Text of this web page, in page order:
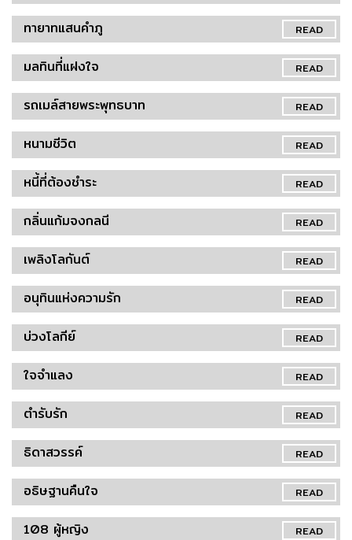
READ
ทายาทแสนคำภู
READ
มลทินที่แฝงใจ
READ
รถเมล์สายพระพุทธบาท
READ
หนามชีวิต
READ
หนี้ที่ต้องชำระ
READ
กลิ่นแก้มจงกลนี
READ
เพลิงโลกันต์
READ
อนุทินแห่งความรัก
READ
บ่วงโลกีย์
READ
ใจจำแลง
READ
ตำรับรัก
READ
ธิดาสวรรค์
READ
อธิษฐานคืนใจ
READ
108 ผู้หญิง